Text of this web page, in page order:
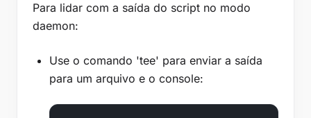
Para lidar com a saída do script no modo
daemon:
Use o comando 'tee' para enviar a saída
para um arquivo e o console: